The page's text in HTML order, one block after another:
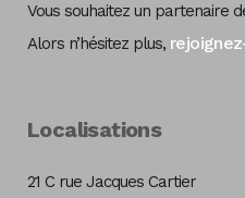
Vous souhaitez un partenaire
Alors n’hésitez plus,
Localisations
21 C rue Jacques Cartier